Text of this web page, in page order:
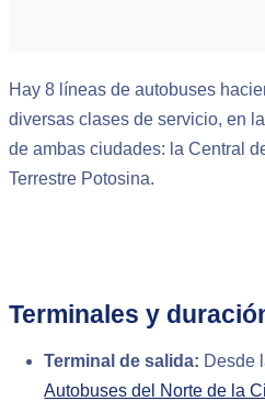
Hay 8 líneas de autobuses
diversas clases de servicio, en
de ambas ciudades: la Central
Terrestre Potosina.
Terminales y
Terminal de salida: Desde
Autobuses del Norte de la